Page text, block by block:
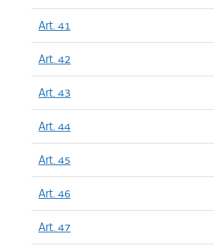
Art. 41
Art. 42
Art. 43
Art. 44
Art. 45
Art. 46
Art. 47